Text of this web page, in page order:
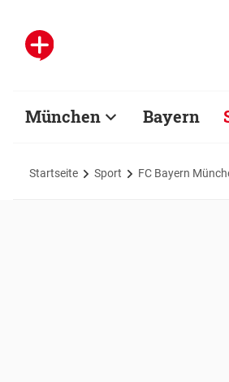
München Bayern
Startseite Sport FC Bayern